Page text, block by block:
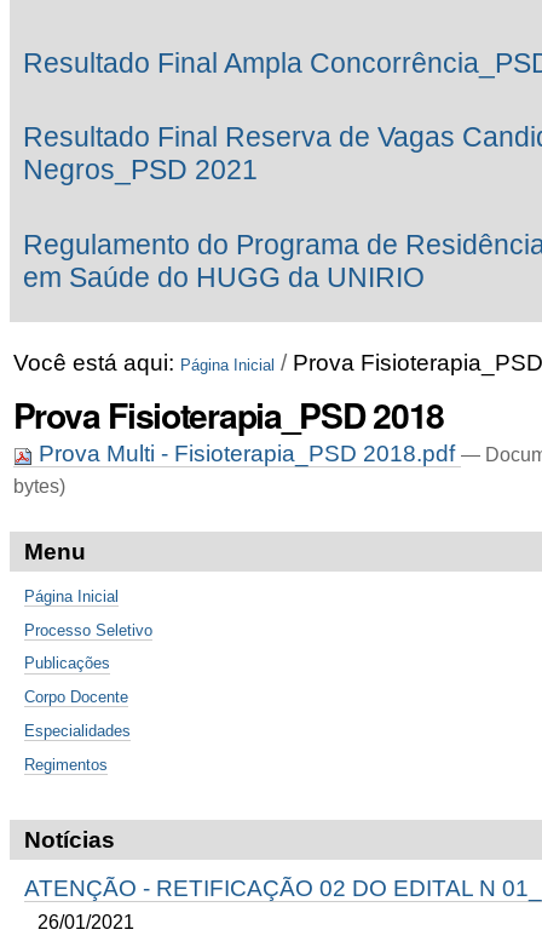
Resultado Final Ampla
Resultado Final Reserva de Vagas
Negros_PSD 2021
Regulamento do Programa de
em Saúde do HUGG da UNIRIO
Você está aqui: Página Inicial / Prova
Prova Fisioterapia_PSD 2018
Prova Multi - Fisioterapia_PSD 2018.pdf —
bytes)
Menu
Página Inicial
Processo Seletivo
Publicações
Corpo Docente
Especialidades
Regimentos
Notícias
ATENÇÃO - RETIFICAÇÃO 02 DO EDITAL N
26/01/2021